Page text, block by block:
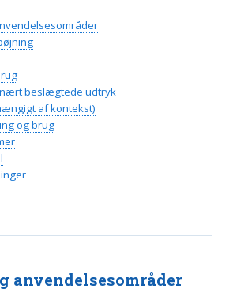
anvendelsesområder
beslægtede udtryk
af kontekst)
og brug